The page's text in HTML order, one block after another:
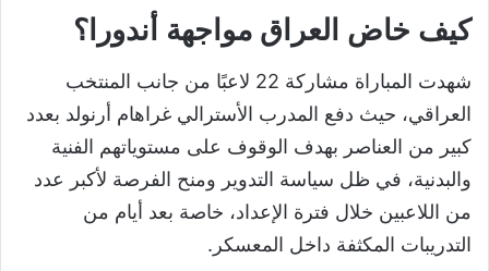
كيف خاض العراق مواجهة أندورا؟
شهدت المباراة مشاركة 22 لاعبًا من جانب المنتخب
العراقي، حيث دفع المدرب الأسترالي غراهام أرنولد بعدد
كبير من العناصر بهدف الوقوف على مستوياتهم الفنية
والبدنية، في ظل سياسة التدوير ومنح الفرصة لأكبر عدد
من اللاعبين خلال فترة الإعداد، خاصة بعد أيام من
التدريبات المكثفة داخل المعسكر.